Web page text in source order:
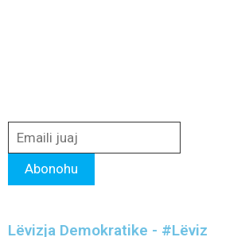
Lëvizja Demokratike - #Lëviz